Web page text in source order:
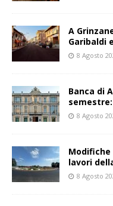
A
Garibaldi
8 Agosto
Banca di
8 Agosto
lavori
8 Agosto